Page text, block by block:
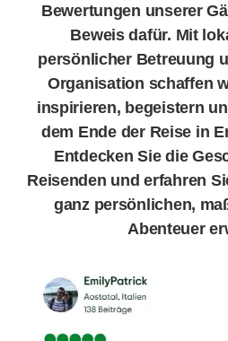
Bewertungen unserer
Beweis dafür. Mit
persönlicher Betreuung
Organisation schaffen
inspirieren, begeistern
dem Ende der Reise in
Entdecken Sie die
Reisenden und erfahren
ganz persönlichen,
Abenteuer